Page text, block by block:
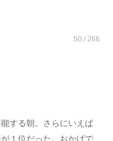
50 / 266
する朝。さらにいえば
１位だった。おかげで